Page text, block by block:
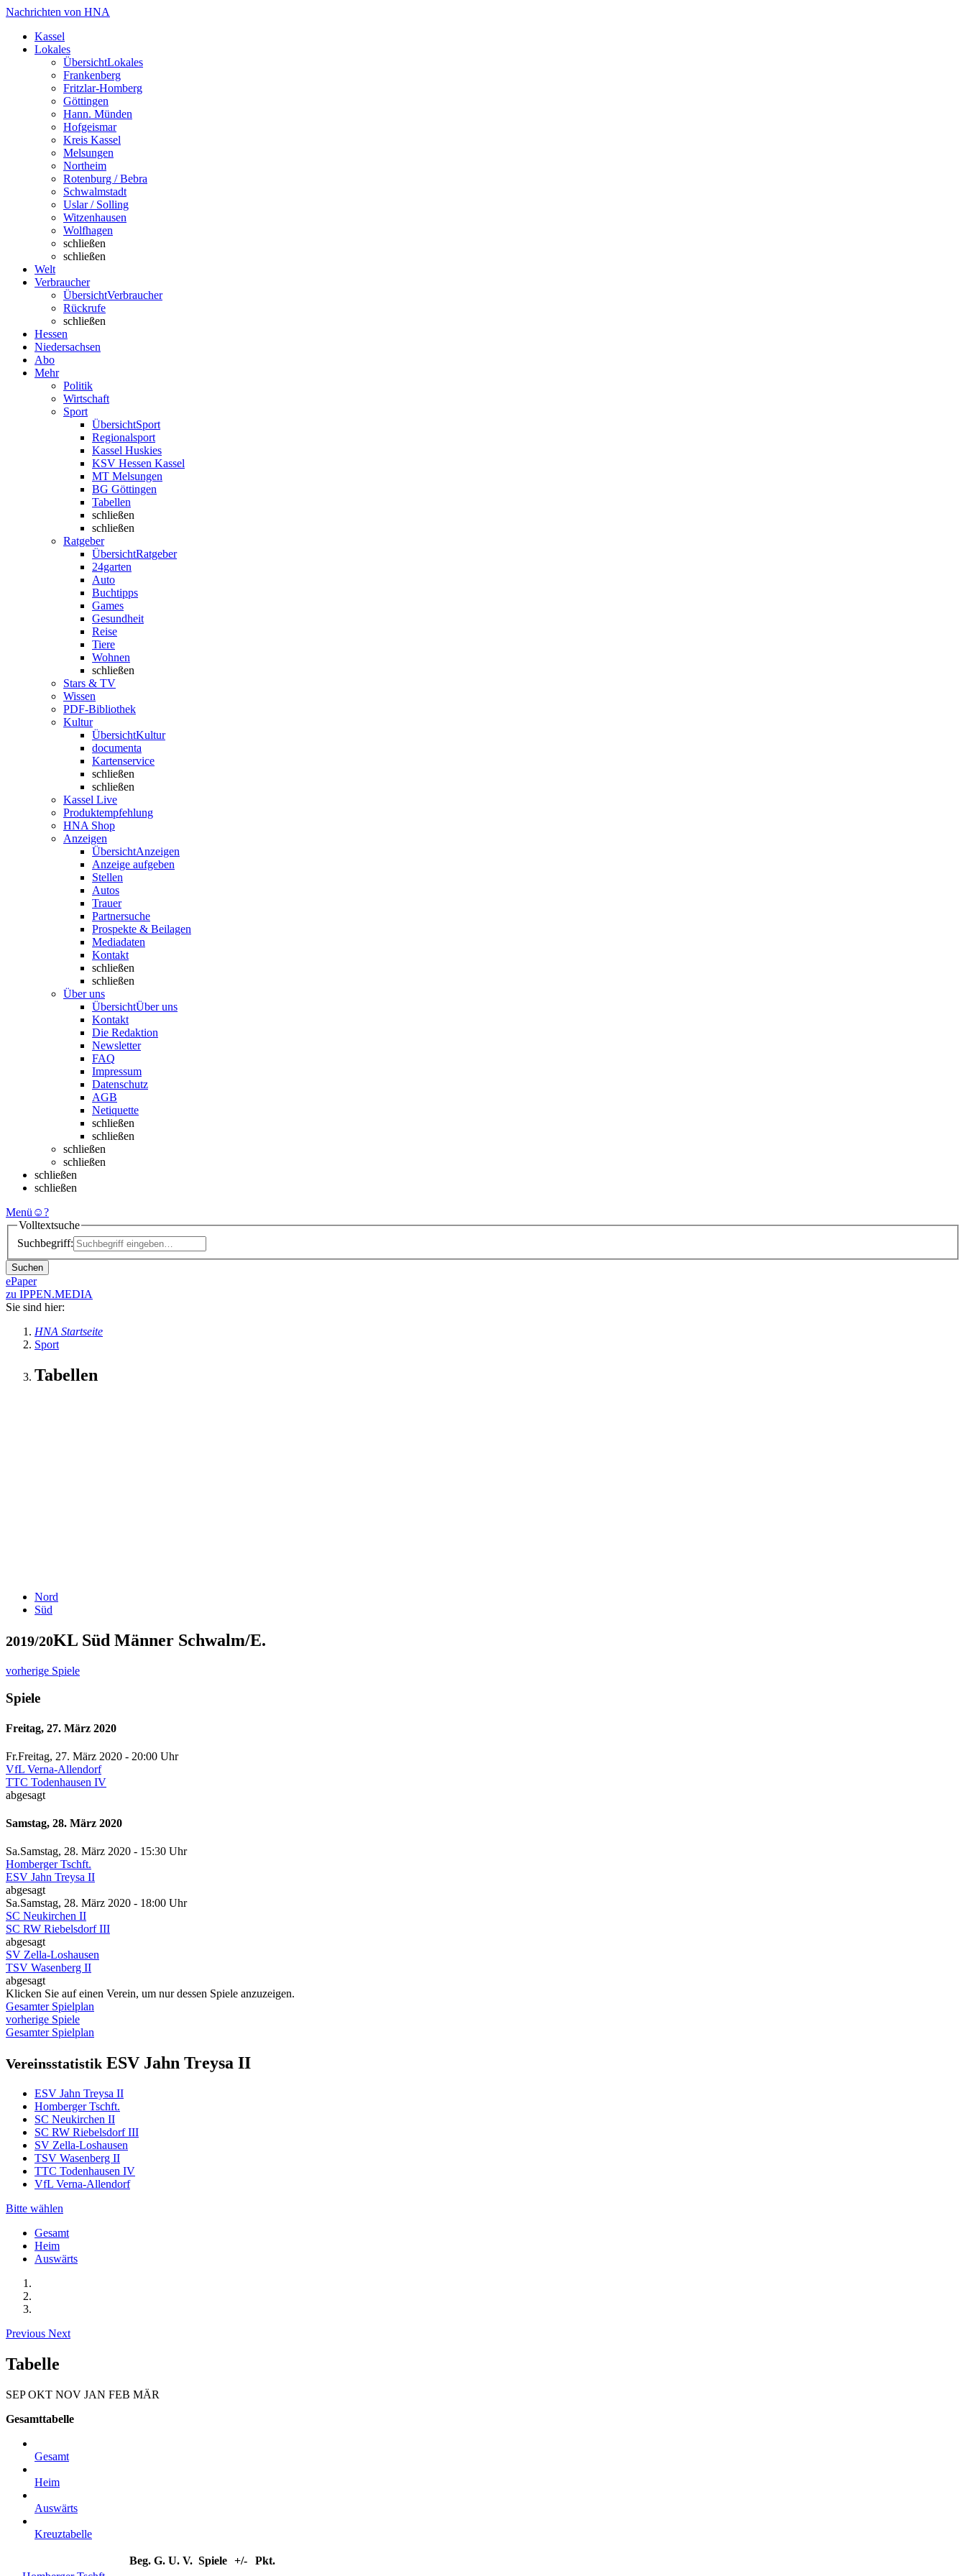
Nachrichten von HNA
Kassel
Lokales
ÜbersichtLokales
Frankenberg
Fritzlar-Homberg
Göttingen
Hann. Münden
Hofgeismar
Kreis Kassel
Melsungen
Northeim
Rotenburg / Bebra
Schwalmstadt
Uslar / Solling
Witzenhausen
Wolfhagen
schließen
schließen
Welt
Verbraucher
ÜbersichtVerbraucher
Rückrufe
schließen
Hessen
Niedersachsen
Abo
Mehr
Politik
Wirtschaft
Sport
ÜbersichtSport
Regionalsport
Kassel Huskies
KSV Hessen Kassel
MT Melsungen
BG Göttingen
Tabellen
schließen
schließen
Ratgeber
ÜbersichtRatgeber
24garten
Auto
Buchtipps
Games
Gesundheit
Reise
Tiere
Wohnen
schließen
Stars & TV
Wissen
PDF-Bibliothek
Kultur
ÜbersichtKultur
documenta
Kartenservice
schließen
schließen
Kassel Live
Produktempfehlung
HNA Shop
Anzeigen
ÜbersichtAnzeigen
Anzeige aufgeben
Stellen
Autos
Trauer
Partnersuche
Prospekte & Beilagen
Mediadaten
Kontakt
schließen
schließen
Über uns
ÜbersichtÜber uns
Kontakt
Die Redaktion
Newsletter
FAQ
Impressum
Datenschutz
AGB
Netiquette
schließen
schließen
schließen
schließen
schließen
schließen
Menü ☺?
Volltextsuche
Suchbegriff:
Suchen
ePaper
zu IPPEN.MEDIA
Sie sind hier:
HNA Startseite
Sport
Tabellen
Nord
Süd
2019/20KL Süd Männer Schwalm/E.
vorherige Spiele
Spiele
Freitag, 27. März 2020
Fr.Freitag, 27. März 2020 - 20:00 Uhr
VfL Verna-Allendorf
TTC Todenhausen IV
abgesagt
Samstag, 28. März 2020
Sa.Samstag, 28. März 2020 - 15:30 Uhr
Homberger Tschft.
ESV Jahn Treysa II
abgesagt
Sa.Samstag, 28. März 2020 - 18:00 Uhr
SC Neukirchen II
SC RW Riebelsdorf III
abgesagt
SV Zella-Loshausen
TSV Wasenberg II
abgesagt
Klicken Sie auf einen Verein, um nur dessen Spiele anzuzeigen.
Gesamter Spielplan
vorherige Spiele
Gesamter Spielplan
Vereinsstatistik ESV Jahn Treysa II
ESV Jahn Treysa II
Homberger Tschft.
SC Neukirchen II
SC RW Riebelsdorf III
SV Zella-Loshausen
TSV Wasenberg II
TTC Todenhausen IV
VfL Verna-Allendorf
Bitte wählen
Gesamt
Heim
Auswärts
Previous Next
Tabelle
SEP OKT NOV JAN FEB MÄR
Gesamttabelle
Gesamt
Heim
Auswärts
Kreuztabelle
Beg. G. U. V. Spiele +/-
Pkt.